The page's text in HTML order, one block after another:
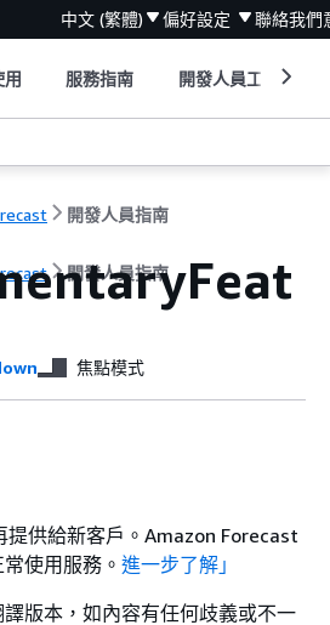
中文 (繁體) 偏好設定 聯絡我們
用 服務指南 開發人員工具
開發人員指南
開發人員指南
焦點模式
供給新客戶。Amazon Forecast
使用服務。 進一步了解」
版本，如內容有任何歧義或不一